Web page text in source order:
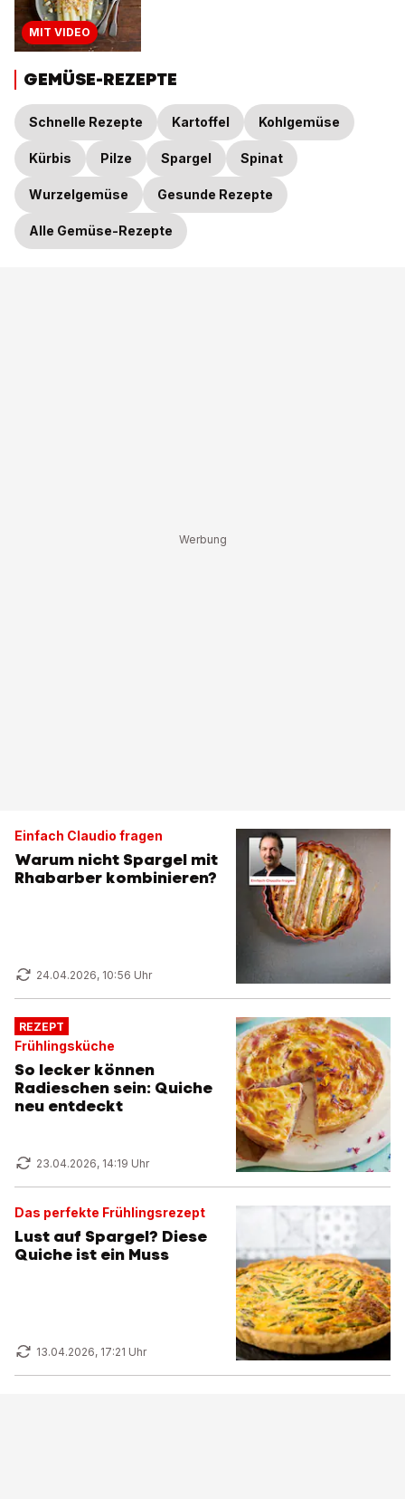
MIT VIDEO
GEMÜSE-REZEPTE
Schnelle Rezepte Kartoffel Kohlgemüse
Kürbis Pilze Spargel Spinat
Wurzelgemüse Gesunde Rezepte
Alle Gemüse-Rezepte
Einfach Claudio fragen
Warum nicht Spargel mit
Rhabarber kombinieren?
24.04.2026, 10:56 Uhr
REZEPT
Frühlingsküche
So lecker können
Radieschen sein: Quiche
neu entdeckt
23.04.2026, 14:19 Uhr
Das perfekte Frühlingsrezept
Lust auf Spargel? Diese
Quiche ist ein Muss
13.04.2026, 17:21 Uhr